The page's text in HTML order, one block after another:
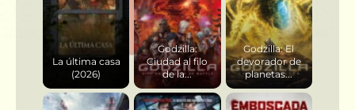
La última casa
(2026)
Godzilla:
Ciudad al filo
de la...
Godzilla: El
devorador de
planetas...